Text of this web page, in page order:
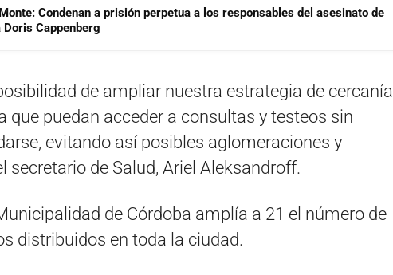
Condenan a prisión perpetua a los responsables del asesinato de
Doris Cappenberg
de ampliar nuestra estrategia de cercanía
que puedan acceder a consultas y testeos sin
evitando así posibles aglomeraciones y
secretario de Salud, Ariel Aleksandroff.
de Córdoba amplía a 21 el número de
distribuidos en toda la ciudad.